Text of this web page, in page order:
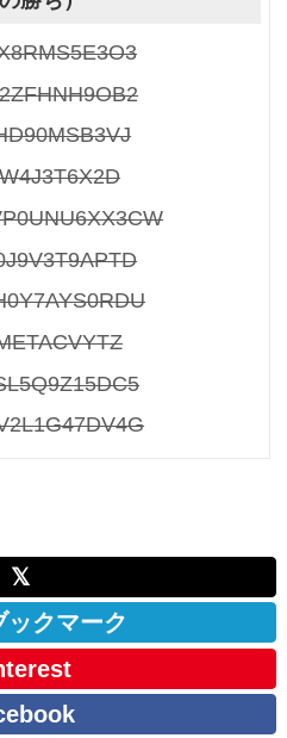
𝕏
ックマーク